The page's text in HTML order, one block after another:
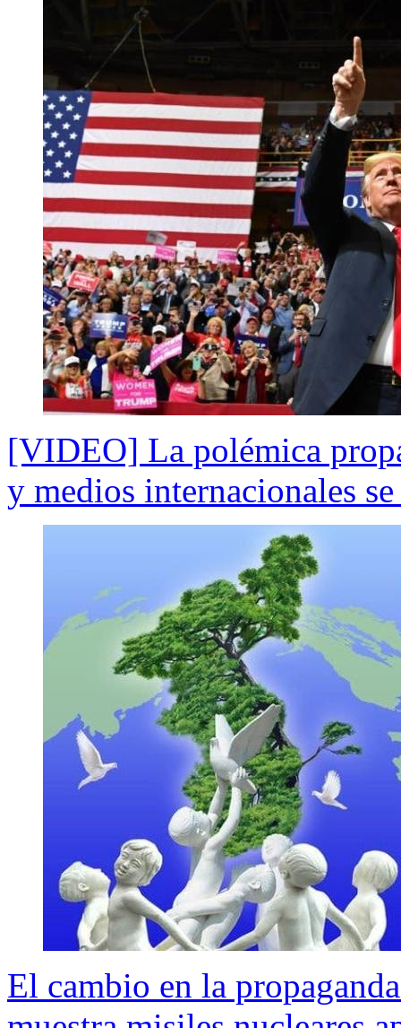
[VIDEO] La polémica
y medios internacionales
El cambio en la